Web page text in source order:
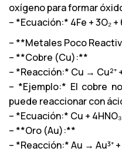
oxígeno para formar
– *Ecuación:* 4Fe + 3O₂
– **Metales Poco
– **Cobre (Cu):**
– *Reacción:* Cu → Cu²⁺
– *Ejemplo:* El cobre
puede reaccionar con
– *Ecuación:* Cu +
– **Oro (Au):**
– *Reacción:* Au → Au³⁺ +